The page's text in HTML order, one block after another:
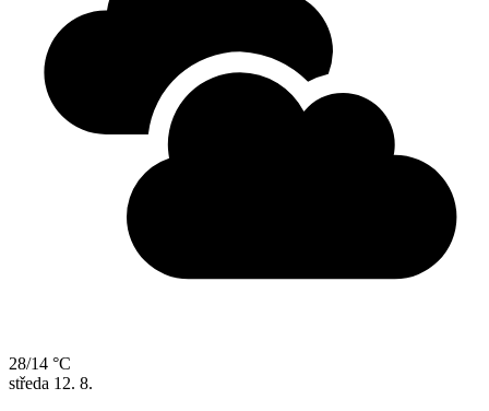
28/14 °C
středa 12. 8.